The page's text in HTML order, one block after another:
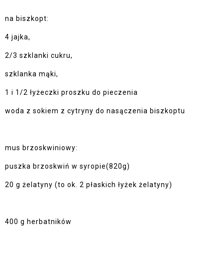
na biszkopt:
4 jajka,
2/3 szklanki cukru,
szklanka mąki,
1 i 1/2 łyżeczki proszku do pieczenia
woda z sokiem z cytryny do nasączenia biszkoptu
mus brzoskwiniowy:
puszka brzoskwiń w syropie(820g)
20 g żelatyny (to ok. 2 płaskich łyżek żelatyny)
400 g herbatników